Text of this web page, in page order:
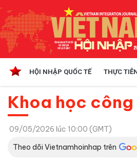
HỘI NHẬP QUỐC TẾ THỰC
Khoa học công
09/05/2026 lúc 10:00 (GMT)
Theo dõi Vietnamhoinhap trên